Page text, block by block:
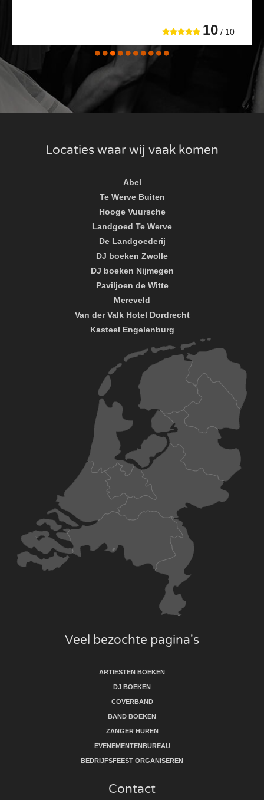
10 / 10
Locaties waar wij vaak komen
Abel
Te Werve Buiten
Hooge Vuursche
Landgoed Te Werve
De Landgoederij
DJ boeken Zwolle
DJ boeken Nijmegen
Paviljoen de Witte
Mereveld
Van der Valk Hotel Dordrecht
Kasteel Engelenburg
Veel bezochte pagina's
ARTIESTEN BOEKEN
DJ BOEKEN
COVERBAND
BAND BOEKEN
ZANGER HUREN
EVENEMENTENBUREAU
BEDRIJFSFEEST ORGANISEREN
Contact